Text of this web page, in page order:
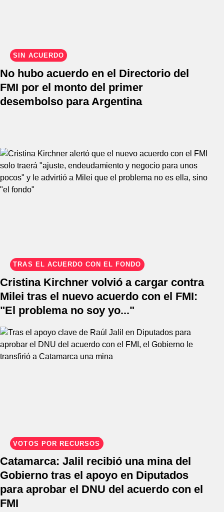
SIN ACUERDO
No hubo acuerdo en el Directorio del
FMI por el monto del primer
desembolso para Argentina
TRAS EL ACUERDO CON EL FONDO
Cristina Kirchner volvió a cargar contra
Milei tras el nuevo acuerdo con el FMI:
"El problema no soy yo..."
VOTOS POR RECURSOS
Catamarca: Jalil recibió una mina del
Gobierno tras el apoyo en Diputados
para aprobar el DNU del acuerdo con el
FMI